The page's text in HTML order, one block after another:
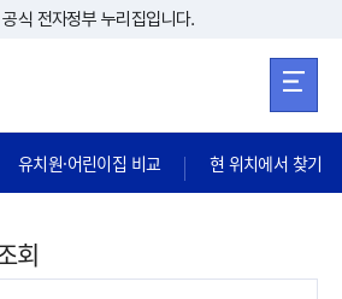
본문 바로가기
식 전자정부 누리집입니다.
유치원·어린이집 비교 현 위치에서 찾기
회